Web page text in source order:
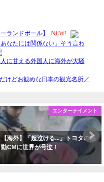
エンターテイメント
【海外】「超泣ける...」トヨタの感
動CMに世界が号泣！